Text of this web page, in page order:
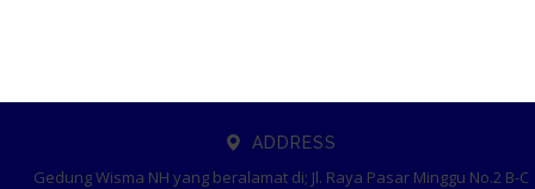
ADDRESS
Gedung Wisma NH yang beralamat di; Jl. Raya Pasar Minggu No.2 B-C